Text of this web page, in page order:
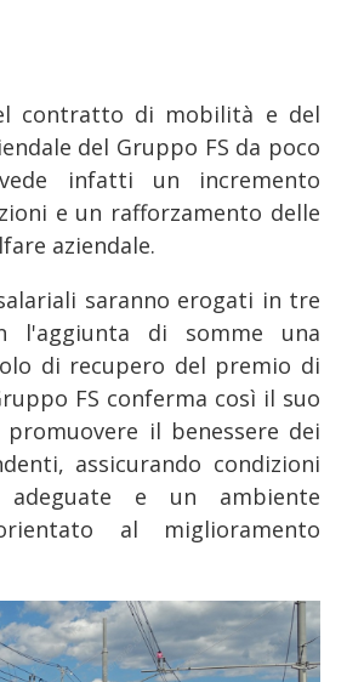
contratto di mobilità e del
del Gruppo FS da poco
infatti un incremento
e un rafforzamento delle
aziendale.
saranno erogati in tre
l'aggiunta di somme una
di recupero del premio di
FS conferma così il suo
il benessere dei
assicurando condizioni
adeguate e un ambiente
al miglioramento